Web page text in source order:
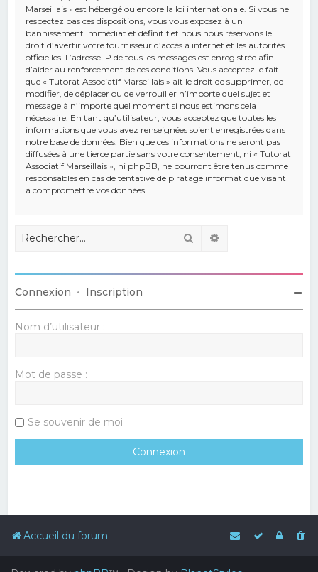
Marseillais » est hébergé ou encore la loi internationale. Si vous ne
respectez pas ces dispositions, vous vous exposez à un
bannissement immédiat et définitif et nous nous réservons le
droit d’avertir votre fournisseur d’accès à internet et les autorités
officielles. L’adresse IP de tous les messages est enregistrée afin
d’aider au renforcement de ces conditions. Vous acceptez le fait
que « Tutorat Associatif Marseillais » ait le droit de supprimer, de
modifier, de déplacer ou de verrouiller n’importe quel sujet et
message à n’importe quel moment si nous estimons cela
nécessaire. En tant qu’utilisateur, vous acceptez que toutes les
informations que vous avez renseignées soient enregistrées dans
notre base de données. Bien que ces informations ne seront pas
diffusées à une tierce partie sans votre consentement, ni « Tutorat
Associatif Marseillais », ni phpBB, ne pourront être tenus comme
responsables en cas de tentative de piratage informatique visant
à compromettre vos données.
Rechercher
Connexion • Inscription
Nom d’utilisateur :
Mot de passe :
Se souvenir de moi
Accueil du forum